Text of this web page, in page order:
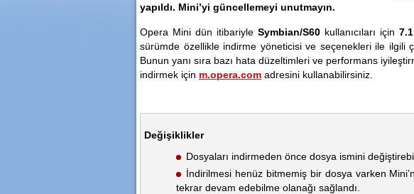
yapıldı. Mini’yi güncellemeyi unutmayın.
Opera Mini dün itibariyle Symbian/S60 kullanıcıları için 7.1
sürümde özellikle indirme yöneticisi ve seçenekleri ile ilgili
Bunun yanı sıra bazı hata düzeltimleri ve performans
indirmek için m.opera.com adresini kullanabilirsiniz.
Değişiklikler
Dosyaları indirmeden önce dosya ismini
İndirilmesi henüz bitmemiş bir dosya varken
tekrar devam edebilme olanağı sağlandı.